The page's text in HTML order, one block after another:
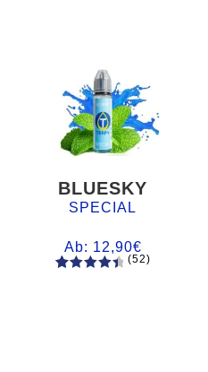
BLUESKY
SPECIAL
Ab: 12,90€
(52)